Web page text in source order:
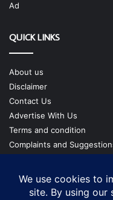
Ad
QUICK LINKS
About us
Disclaimer
Contact Us
Advertise With Us
Terms and condition
Complaints and
Our Team